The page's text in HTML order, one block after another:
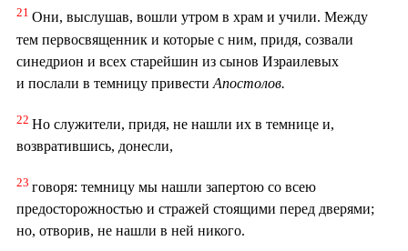
21 Они, выслушав, вошли утром в храм и учили. Между
тем первосвященник и которые с ним, придя, созвали
синедрион и всех старейшин из сынов Израилевых
и послали в темницу привести Апостолов.
22 Но служители, придя, не нашли их в темнице и,
возвратившись, донесли,
23 говоря: темницу мы нашли запертою со всею
предосторожностью и стражей стоящими перед дверями;
но, отворив, не нашли в ней никого.